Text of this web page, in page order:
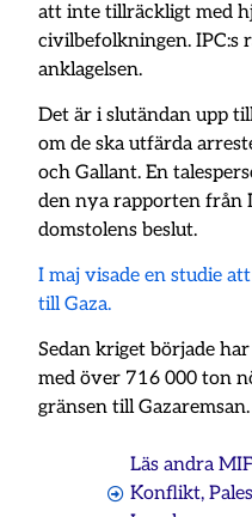
att inte tillräckligt med
civilbefolkningen. IPC:s
anklagelsen.
Det är i slutändan upp
om de ska utfärda
och Gallant. En
den nya rapporten från
domstolens beslut.
I maj visade en studie
till Gaza.
Sedan kriget började
med över 716 000 ton
gränsen till Gazaremsan.
Läs andra
Konflikt,